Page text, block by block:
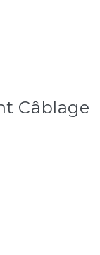
Câblage